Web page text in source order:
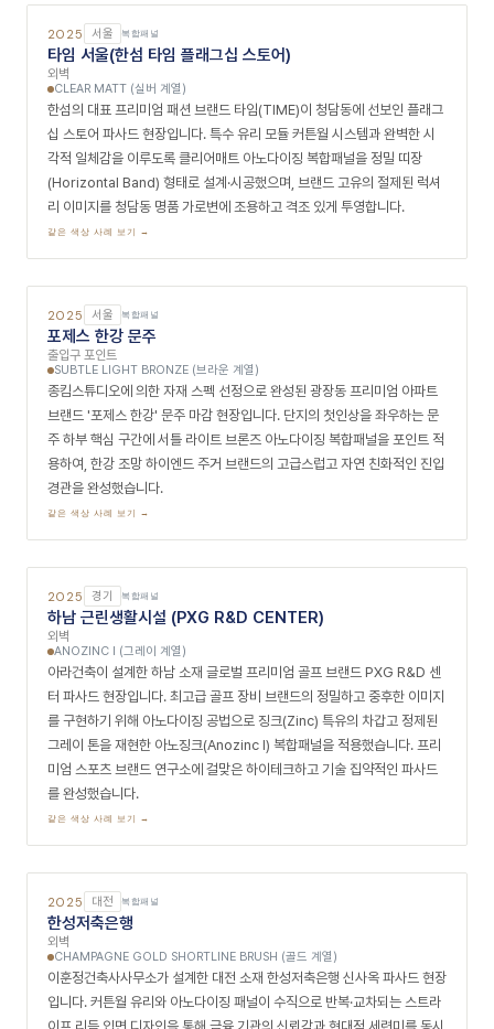
2025 복합패널
양평 개인 주택
외벽
CLEAR MATT (실버 계열)
쓰담디자인이 설계한 경기도 양평 소재 전원형 단독주택 외장 마감 현장입
니다. 자연환경과 어우러지는 미니멀한 주택 외관을 목표로 클리어매트 아
2025
엔카 전시장 (대구)
외벽
CLEAR MATT (실버 계열)
태그디자인이 설계·시공한 국내 최대 중고차 플랫폼 엔카(Encar) 대구 차
량 촬영·전시 공간 리뉴얼 현장입니다. 디지털 자동차 거래 플랫폼의 신뢰
2025 복합패널
올리브영 돈암중앙점
간판, 기둥
NL-GREY (그레이 계열)
헬스·뷰티 리테일 브랜드 올리브영(CJ Olive Young) 돈암중앙점 파사드
현장입니다. 브랜드 매뉴얼 가이드에 준하여 알루믹스가 자체 개발한 주문
색상 NL-그레이 아노다이징 복합패널을 정밀 제작·적용했습니다. 균일하
2025
지젤라이프그라피
외벽, 원형 아치
MEDIUM ANTIQUE COPPER SHORTLINE BRUSH (카퍼 계열)
아이앤디자인건축이 설계한 지젤라이프그라피 상업 공간 파사드 현장입니